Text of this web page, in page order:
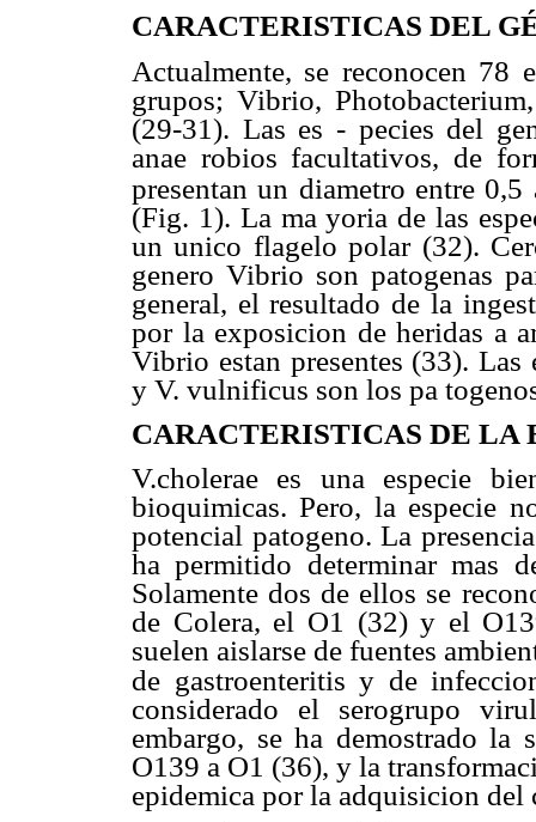
CARACTERISTICAS DEL
Actualmente, se reconocen 78
grupos; Vibrio,
(29-31). Las es - pecies del
anae robios facultativos, de
presentan un diametro entre
(Fig. 1). La ma yoria de las
un unico flagelo polar (32).
genero Vibrio son patogenas
general, el resultado de la
por la exposicion de heridas a
Vibrio estan presentes (33). Las
y V. vulnificus son los pa
CARACTERISTICAS DE LA
V.cholerae es una especie
bioquimicas. Pero, la especie
potencial patogeno. La
ha permitido determinar mas
Solamente dos de ellos se
de Colera, el O1 (32) y el
suelen aislarse de fuentes
de gastroenteritis y de
considerado el serogrupo
embargo, se ha demostrado la
O139 a O1 (36), y la
epidemica por la adquisicion del